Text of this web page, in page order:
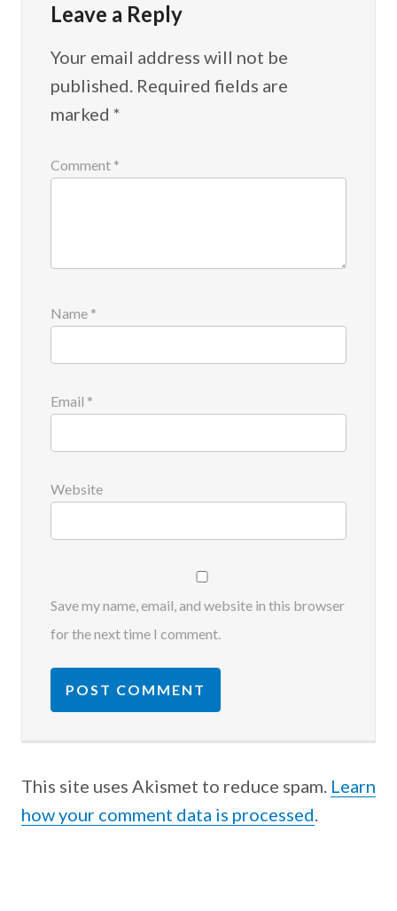
Leave a Reply
Your email address will not be
published. Required fields are
marked *
Comment *
Name *
Email *
Website
Save my name, email, and website in this browser
for the next time I comment.
This site uses Akismet to reduce spam. Learn
how your comment data is processed